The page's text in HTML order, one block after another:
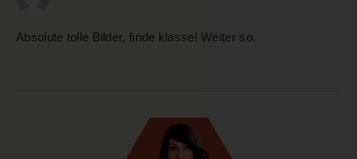
Absolute tolle Bilder, finde klasse! Weiter so.